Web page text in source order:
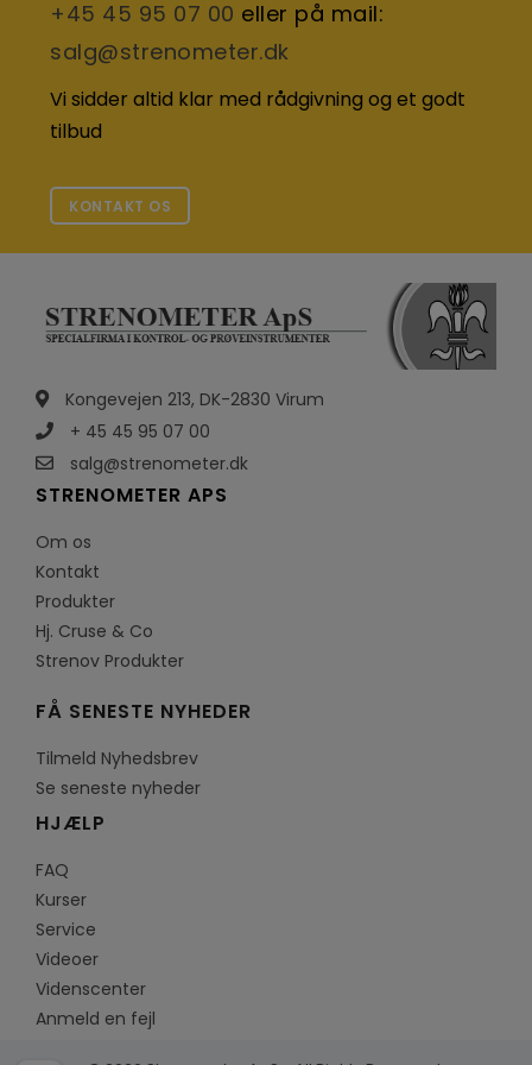
+45 45 95 07 00 eller på mail:
salg@strenometer.dk
Vi sidder altid klar med rådgivning og et godt
tilbud
KONTAKT OS
Kongevejen 213, DK-2830 Virum
+ 45 45 95 07 00
salg@strenometer.dk
STRENOMETER APS
Om os
Kontakt
Produkter
Hj. Cruse & Co
Strenov Produkter
FÅ SENESTE NYHEDER
Tilmeld Nyhedsbrev
Se seneste nyheder
HJÆLP
FAQ
Kurser
Service
Videoer
Videnscenter
Anmeld en fejl